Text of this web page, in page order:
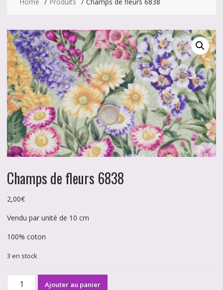
Champs de fleurs 6838
2,00€
Vendu par unité de 10 cm
100% coton
3 en stock
quantité
Ajouter au panier